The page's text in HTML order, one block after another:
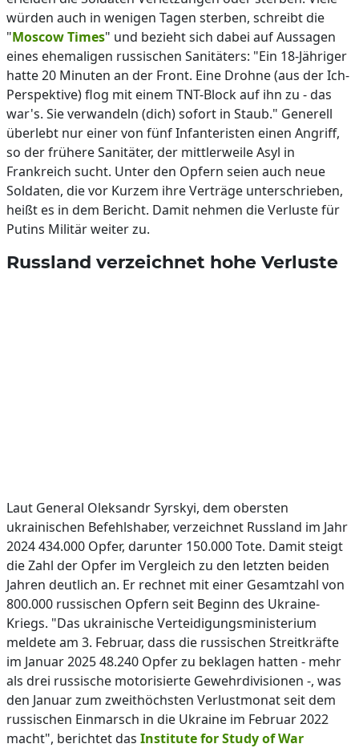
würden auch in wenigen Tagen sterben, schreibt die
"Moscow Times" und bezieht sich dabei auf Aussagen
eines ehemaligen russischen Sanitäters: "Ein 18-Jähriger
hatte 20 Minuten an der Front. Eine Drohne (aus der Ich-
Perspektive) flog mit einem TNT-Block auf ihn zu - das
war's. Sie verwandeln (dich) sofort in Staub." Generell
überlebt nur einer von fünf Infanteristen einen Angriff,
so der frühere Sanitäter, der mittlerweile Asyl in
Frankreich sucht. Unter den Opfern seien auch neue
Soldaten, die vor Kurzem ihre Verträge unterschrieben,
heißt es in dem Bericht. Damit nehmen die Verluste für
Putins Militär weiter zu.
Russland verzeichnet hohe Verluste
Laut General Oleksandr Syrskyi, dem obersten
ukrainischen Befehlshaber, verzeichnet Russland im Jahr
2024 434.000 Opfer, darunter 150.000 Tote. Damit steigt
die Zahl der Opfer im Vergleich zu den letzten beiden
Jahren deutlich an. Er rechnet mit einer Gesamtzahl von
800.000 russischen Opfern seit Beginn des Ukraine-
Kriegs. "Das ukrainische Verteidigungsministerium
meldete am 3. Februar, dass die russischen Streitkräfte
im Januar 2025 48.240 Opfer zu beklagen hatten - mehr
als drei russische motorisierte Gewehrdivisionen -, was
den Januar zum zweithöchsten Verlustmonat seit dem
russischen Einmarsch in die Ukraine im Februar 2022
macht", berichtet das Institute for Study of War